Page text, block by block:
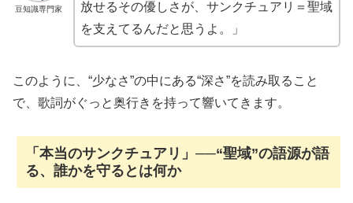
豆知識専門家
放せるその優しさが、サンクチュアリ＝聖域
を支えてるんだと思うよ。」
このように、“少なさ”の中にある“深さ”を読み取ること
で、歌詞がぐっと奥行きを持って響いてきます。
「本当のサンクチュアリ」──“聖域”の語源が語
る、誰かを守るとは何か